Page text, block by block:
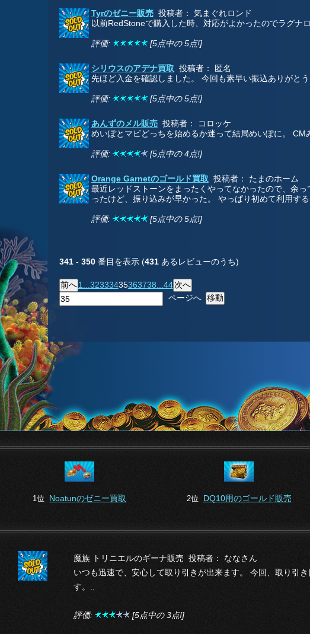
Tyrのゼニー販売投稿者： 気まぐれロンド
以前RedStoneで購入した時、対応がよかったのでラグナ
評価: [5点中の 5点!]
シリウスのアデナ買取 投稿者： 匿名
先ほど入金を確認しました。 今回も素早い振込ありがと
評価: [5点中の 5点!]
あんずのメル販売投稿者： コロッケ
めいぽとマビどっちを始めるか迷って結局めいぽに。
評価: [5点中の 4点!]
Orange Garnetのゴールド買取 投稿者： たまのホーム
最近レッドストーンをまったくやってなかったので、余
ったけど、振り込みが早かった。 やっぱり初めて利用す
評価: [5点中の 5点!]
341- 350番目を表示 (431あるレビューのうち)
1...32333435363738...44
ページへ
1位 Noatunのゼニー買取 2位 DQ10用のゴールド販売
魔族 トリニエルのギーナ販売 投稿者： ななさん
いつも迅速で、安心して取り引きが出来ます。 今回、取り引
す。..
評価:
[5点中の 3点!]